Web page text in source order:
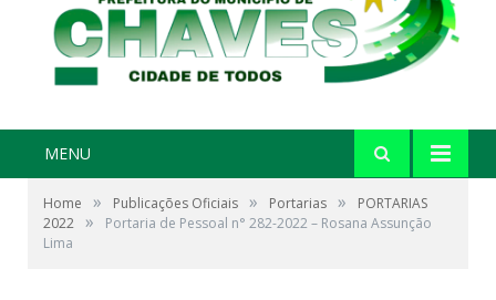
MENU
Home » Publicações Oficiais » Portarias »
PORTARIAS
2022 »
Portaria de Pessoal n° 282-2022 – Rosana Assunção
Lima